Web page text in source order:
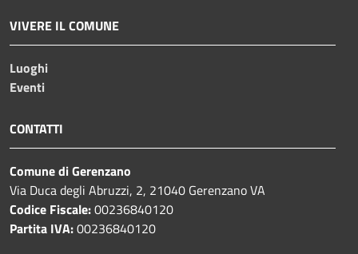
VIVERE IL COMUNE
Luoghi
Eventi
CONTATTI
Comune di Gerenzano
Via Duca degli Abruzzi, 2, 21040 Gerenzano VA
Codice Fiscale:00236840120
Partita IVA:00236840120